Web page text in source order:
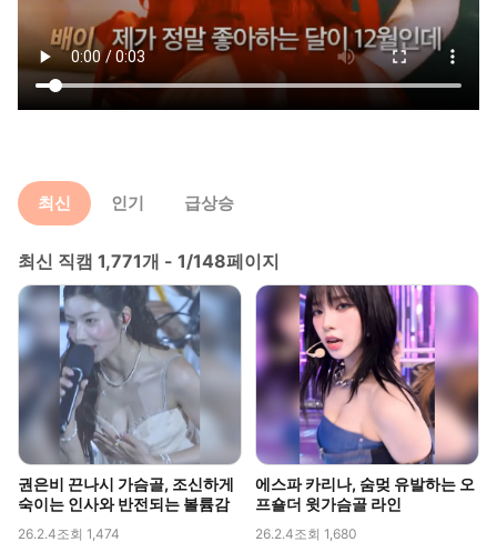
최신 인기 급상승
최신 직캠 1,771개 - 1/148페이지
권은비 끈나시 가슴골, 조신하게
숙이는 인사와 반전되는 볼륨감
26.2.4조회 1,474
에스파 카리나, 숨멎 유발하는 오
프숄더 윗가슴골 라인
26.2.4조회 1,680